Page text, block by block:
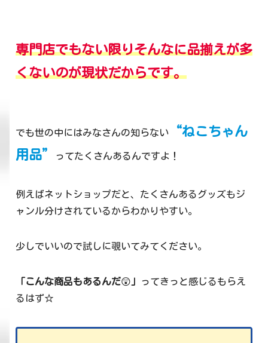
専門店でもない限りそんなに品揃えが多
くないのが現状だからです。
でも世の中にはみなさんの知らない
“ねこちゃん
用品”
ってたくさんあるんですよ！
例えばネットショップだと、たくさんあるグッズもジ
ャンル分けされているからわかりやすい。
少しでいいので試しに覗いてみてください。
「こんな商品もあるんだ😲
ってきっと感じるもらえ
るはず☆